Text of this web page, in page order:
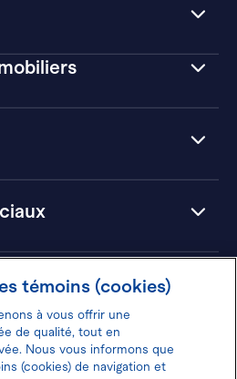
témoins (cookies)
à vous offrir une
de qualité, tout en
Nous vous informons que
(cookies) de navigation et